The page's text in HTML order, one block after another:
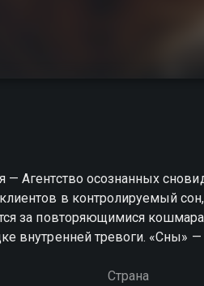
— Агентство осознанных
в контролируемый
за повторяющимися
внутренней тревоги. «Сны»
Страна